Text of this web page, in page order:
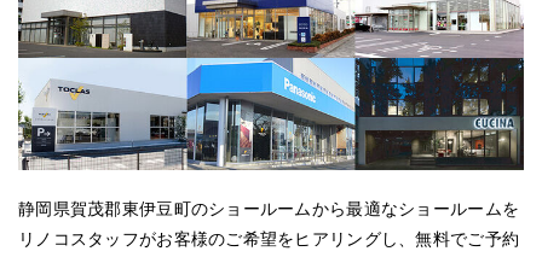
静岡県賀茂郡東伊豆町のショールームから最適なショールームを
リノコスタッフがお客様のご希望をヒアリングし、無料でご予約